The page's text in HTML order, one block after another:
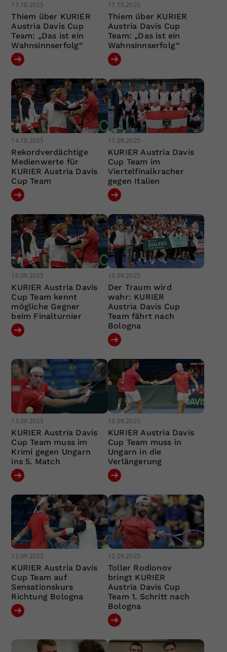
17.10.2025
Thiem über KURIER
Austria Davis Cup
Team: „Das ist ein
Wahnsinnserfolg“
17.10.2025
Thiem über KURIER
Austria Davis Cup
Team: „Das ist ein
Wahnsinnserfolg“
14.10.2025
Rekordverdächtige
Medienwerte für
KURIER Austria Davis
Cup Team
17.09.2025
KURIER Austria Davis
Cup Team im
Viertelfinalkracher
gegen Italien
16.09.2025
KURIER Austria Davis
Cup Team kennt
mögliche Gegner
beim Finalturnier
13.09.2025
Der Traum wird
wahr: KURIER
Austria Davis Cup
Team fährt nach
Bologna
13.09.2025
KURIER Austria Davis
Cup Team muss im
Krimi gegen Ungarn
ins 5. Match
13.09.2025
KURIER Austria Davis
Cup Team muss in
Ungarn in die
Verlängerung
12.09.2025
KURIER Austria Davis
Cup Team auf
Sensationskurs
Richtung Bologna
12.09.2025
Toller Rodionov
bringt KURIER
Austria Davis Cup
Team 1. Schritt nach
Bologna